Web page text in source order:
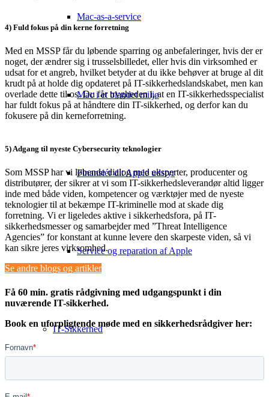
Mac-as-a-service
Mac i et blandet miljø
Finansiér dit Apple udstyr
Service og reparation af Apple
IT-Sikkerhed
4) Fuld fokus på din kerne forretning
Med en MSSP får du løbende sparring og anbefaleringer, hvis der er
noget, der ændrer sig i trusselsbilledet, eller hvis din virksomhed er
udsat for et angreb, hvilket betyder at du ikke behøver at bruge al dit
krudt på at holde dig opdateret på IT-sikkerhedslandskabet, men kan
overlade dette til os. Du får trygheden i, at en IT-sikkerhedsspecialist
har fuldt fokus på at håndtere din IT-sikkerhed, og derfor kan du
fokusere på din kerneforretning.
5) Adgang til nyeste Cybersecurity teknologier
Som MSSP har vi løbende dialog med eksperter, producenter og
distributører, der sikrer at vi som IT-sikkerhedsleverandør altid ligger
inde med både viden, kompetencer og værktøjer med de nyeste
teknologier til at bekæmpe IT-kriminelle mod at skade dig
forretning. Vi er ligeledes aktive i sikkerhedsfora, på IT-
sikkerhedsmesser og samarbejder med ”Threat Intelligence
Agencies” for konstant at kunne levere den skarpeste viden, så vi
kan sikre jeres virksomhed.
Se andre blogs og artikler
Få 60 min. gratis rådgivning med udgangspunkt i din
nuværende IT-sikkerhed.
Book en uforpligtende møde med en sikkerhedsrådgiver her: